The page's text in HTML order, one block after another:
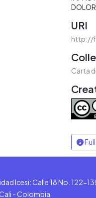
URI
http://
Carta
Icesi: Calle 18 No. 122-
- Colombia